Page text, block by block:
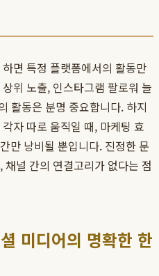
면 특정 플랫폼에서의 활동만
위 노출, 인스타그램 팔로워 늘
활동은 분명 중요합니다. 하지
자 따로 움직일 때, 마케팅 효
만 낭비될 뿐입니다. 진정한 문
널 간의 연결고리가 없다는 점
미디어의 명확한 한